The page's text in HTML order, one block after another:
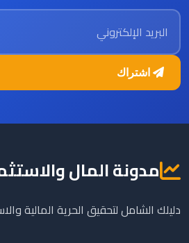
البريد الإلكتروني
مدونة المال
دليلك الشامل لتحقيق الحرية المالية